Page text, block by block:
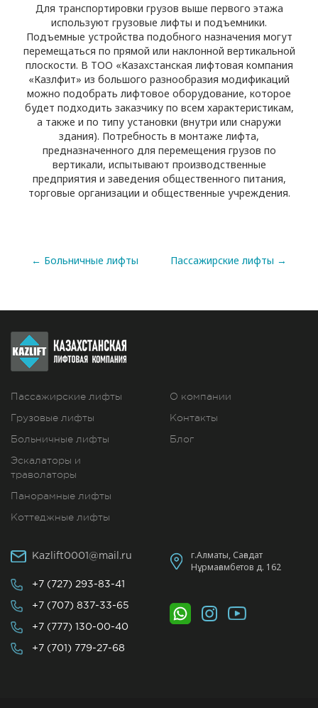
Для транспортировки грузов выше первого этажа
используют грузовые лифты и подъемники.
Подъемные устройства подобного назначения могут
перемещаться по прямой или наклонной вертикальной
плоскости. В ТОО «Казахстанская лифтовая компания
«Казлфит» из большого разнообразия модификаций
можно подобрать лифтовое оборудование, которое
будет подходить заказчику по всем характеристикам,
а также и по типу установки (внутри или снаружи
здания). Потребность в монтаже лифта,
предназначенного для перемещения грузов по
вертикали, испытывают производственные
предприятия и заведения общественного питания,
торговые организации и общественные учреждения.
← Больничные лифты Пассажирские лифты →
Пассажирские лифты
Грузовые лифты
Больничные лифты
Эскалаторы и
траволаторы
Панорамные лифты
Коттеджные лифты
О компании
Контакты
Блог
Kazlift0001@mail.ru
+7 (727) 293-83-41
+7 (707) 837-33-65
+7 (777) 130-00-40
+7 (701) 779-27-68
г.Алматы, Сағадат
Нұрмағамбетов д. 162